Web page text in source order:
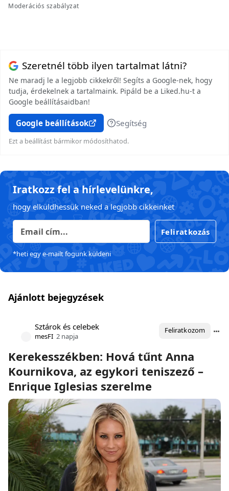
Moderációs szabályzat
Szeretnél több ilyen tartalmat látni?
Ne maradj le a legjobb cikkekről! Segíts a Google-nek, hogy
tudja, érdekelnek a tartalmaink. Pipáld be a Liked.hu-t a
Google beállításaidban!
Google beállítások Segítség
Ezt a beállítást bármikor módosíthatod.
Iratkozz fel a hírlevelünkre,
hogy elküldhessük neked a legjobb cikkeinket
Feliratkozás
*heti egy e-mailt fogunk küldeni
Ajánlott bejegyzések
Sztárok és celebek
mesFI 2 napja
Feliratkozom
Kerekesszékben: Hová tűnt Anna
Kournikova, az egykori teniszező –
Enrique Iglesias szerelme